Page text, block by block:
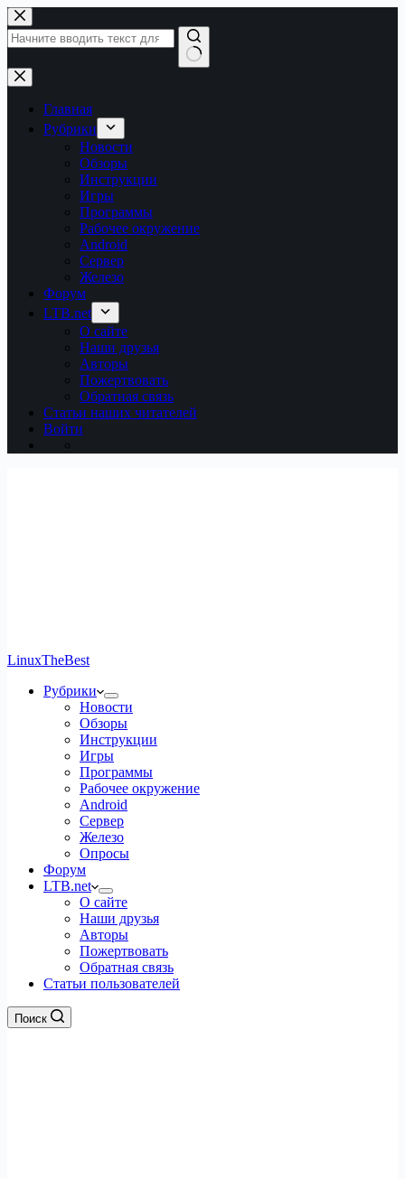
Перейти
к
сути
Ничего
не
найденоГлавная
Рубрики
Новости
Обзоры
Инструкции
Игры
Программы
Рабочее окружение
Android
Сервер
Железо
Форум
LTB.net
О сайте
Наши друзья
Авторы
Пожертвовать
Обратная связь
Статьи наших читателей
Войти
LinuxTheBest
Рубрики
Новости
Обзоры
Инструкции
Игры
Программы
Рабочее окружение
Android
Сервер
Железо
Опросы
Форум
LTB.net
О сайте
Наши друзья
Авторы
Пожертвовать
Обратная связь
Статьи пользователей
Поиск